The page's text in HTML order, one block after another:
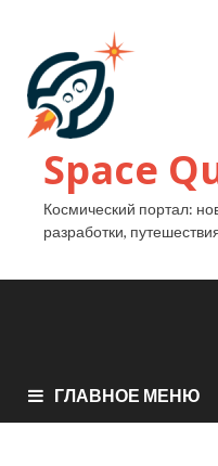
Space
Космический портал:
разработки,
ГЛАВНОЕ МЕНЮ